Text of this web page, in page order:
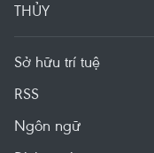
THỦY
Sở hữu trí tuệ
RSS
Ngôn ngữ